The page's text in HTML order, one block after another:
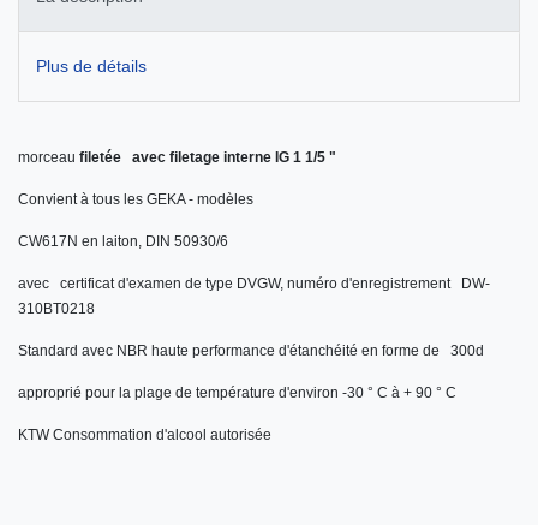
Plus de détails
morceau filetée avec filetage interne IG 1 1/5 "
Convient à tous les GEKA - modèles
CW617N en laiton, DIN 50930/6
avec certificat d'examen de type DVGW, numéro d'enregistrement DW-
310BT0218
Standard avec NBR haute performance d'étanchéité en forme de 300d
approprié pour la plage de température d'environ -30 ° C à + 90 ° C
KTW Consommation d'alcool autorisée